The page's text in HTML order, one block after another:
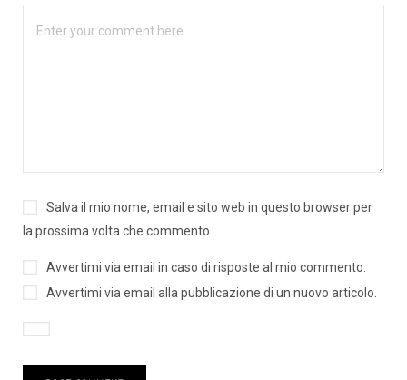
Salva il mio nome, email e sito web in questo browser per
la prossima volta che commento.
Avvertimi via email in caso di risposte al mio commento.
Avvertimi via email alla pubblicazione di un nuovo articolo.